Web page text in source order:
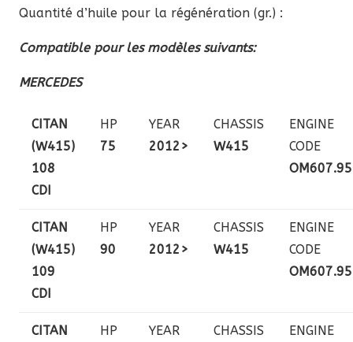
Quantité d’huile pour la régénération (gr.) :
Compatible pour les modèles suivants:
MERCEDES
CITAN
(W415)
108
CDI
HP
75
YEAR
2012>
CHASSIS
W415
ENGINE
CODE
CITAN
(W415)
109
CDI
HP
90
YEAR
2012>
CHASSIS
W415
ENGINE
CODE
CITAN
HP
YEAR
CHASSIS
ENGINE